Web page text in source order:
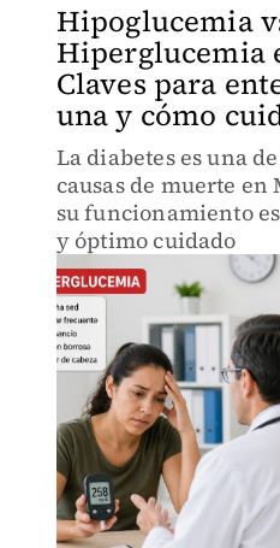
Hipoglucemia
Hiperglucemia
Claves para
una y cómo
La diabetes es una
causas de muerte
su funcionamiento
y óptimo cuidado